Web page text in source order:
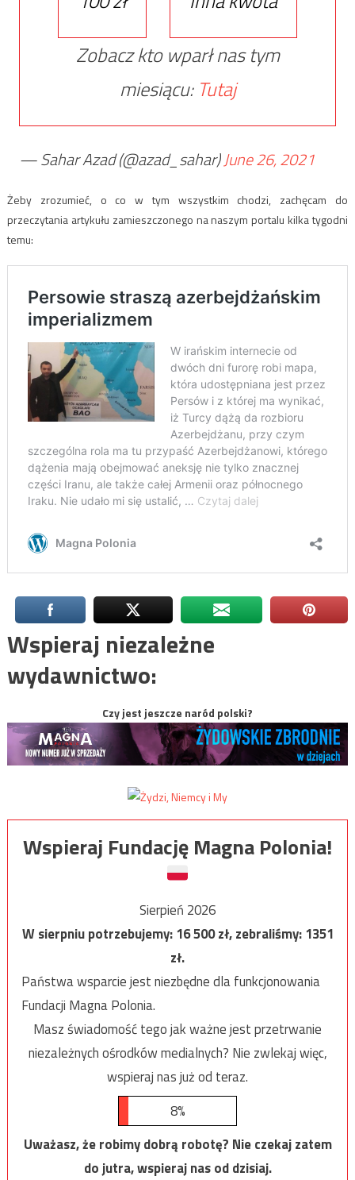
Zobacz kto wparł nas tym
miesiącu: Tutaj
— Sahar Azad (@azad_sahar)June 26, 2021
Żeby zrozumieć, o co w tym wszystkim chodzi, zachęcam do
przeczytania artykułu zamieszczonego na naszym portalu kilka tygodni
temu:
Wspieraj niezależne
wydawnictwo:
Czy jest jeszcze naród polski?
Wspieraj Fundację Magna Polonia!
Sierpień 2026
W sierpniu potrzebujemy:16 500zł, zebraliśmy:1351
zł.
Państwa wsparcie jest niezbędne dla funkcjonowania
Fundacji Magna Polonia.
Masz świadomość tego jak ważne jest przetrwanie
niezależnych ośrodków medialnych? Nie zwlekaj więc,
wspieraj nas już od teraz.
8%
Uważasz, że robimy dobrą robotę? Nie czekaj zatem
do jutra, wspieraj nas od dzisiaj.